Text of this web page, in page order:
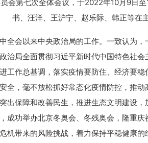
第七次全体会议，于2022年10月9日至
书、汪洋、王沪宁、赵乐际、韩正等在
会以来中央政治局的工作。一致认为，
治局全面贯彻习近平新时代中国特色社
工作总基调，落实疫情要防住、经济要
全，毫不放松抓好常态化疫情防控，推
出保障和改善民生，推进生态文明建设
成功举办北京冬奥会、冬残奥会，隆重
机带来的风险挑战，着力保持平稳健康